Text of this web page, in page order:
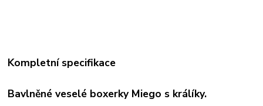
Kompletní specifikace
Bavlněné veselé boxerky Miego s králíky.